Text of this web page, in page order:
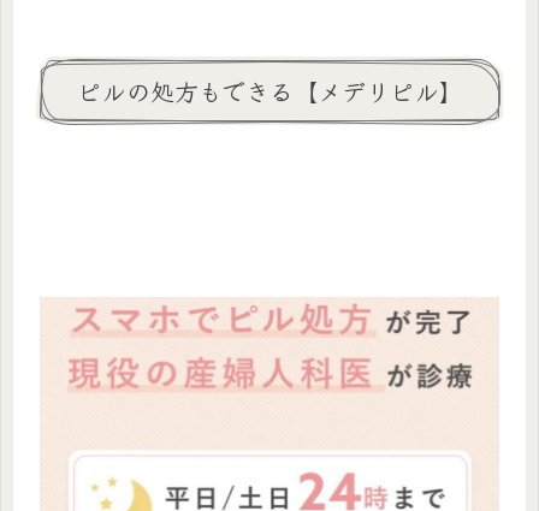
ピルの処方もできる【メデリピル】